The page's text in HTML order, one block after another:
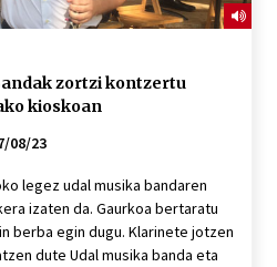
zortzi kontzertu
kioskoan
08/23
legez udal musika bandaren
izaten da. Gaurkoa bertaratu
berba egin dugu. Klarinete jotzen
dute Udal musika banda eta